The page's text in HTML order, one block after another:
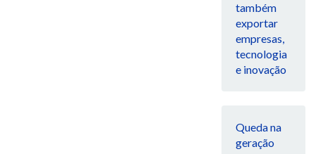
também
exportar
empresas,
tecnologia
e inovação
Queda na
geração